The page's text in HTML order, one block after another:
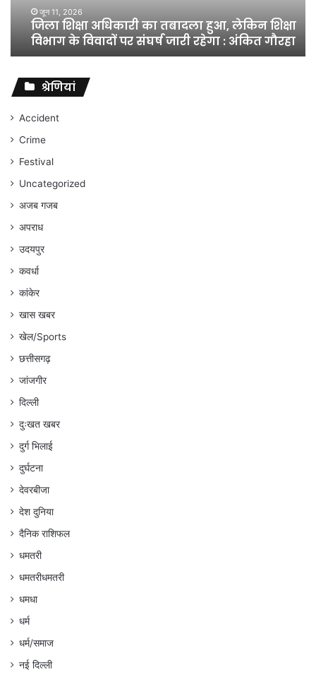
विवादों
संघर्ष
जारी
रहेगा
अंकित
गौरहा
जून 11, 2026
जिला शिक्षा अधिकारी का तबादला हुआ, लेकिन शिक्षा
विभाग के विवादों पर संघर्ष जारी रहेगा : अंकित गौरहा
श्रेणियां
Accident
Crime
Festival
Uncategorized
अजब गजब
अपराध
उदयपुर
कवर्धा
कांकेर
खास खबर
खेल/Sports
छत्तीसगढ़
जांजगीर
दिल्ली
दुःखत खबर
दुर्ग भिलाई
दुर्घटना
देवरबीजा
देश दुनिया
दैनिक राशिफल
धमतरी
धमतरीधमतरी
धमधा
धर्म
धर्म/समाज
नई दिल्ली